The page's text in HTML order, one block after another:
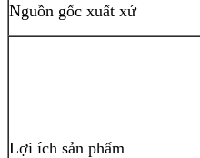
Nguồn gốc xuất xứ
Lợi ích sản phẩm